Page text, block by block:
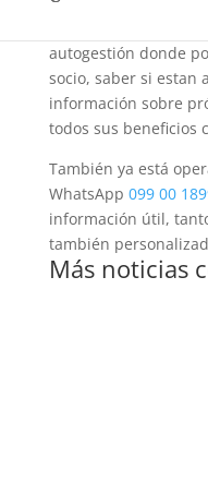
autogestión donde
socio, saber si estan
información sobre
todos sus beneficios
También ya está
WhatsApp 099 00
información útil,
también
Más noticias